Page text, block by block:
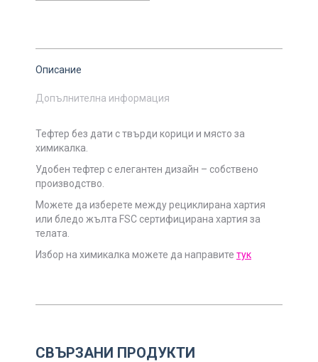
Описание
Допълнителна информация
Тефтер без дати с твърди корици и място за
химикалка.
Удобен тефтер с елегантен дизайн – собствено
производство.
Можете да изберете между рециклирана хартия
или бледо жълта FSC сертифицирана хартия за
телата.
Избор на химикалка можете да направите тук
СВЪРЗАНИ ПРОДУКТИ